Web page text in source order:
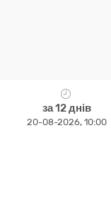
за 12 днів
20-08-2026, 10:00